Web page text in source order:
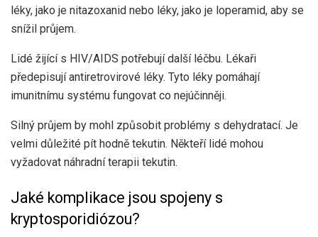
léky, jako je nitazoxanid nebo léky, jako je loperamid, aby se
snížil průjem.
Lidé žijící s HIV/AIDS potřebují další léčbu. Lékaři
předepisují antiretrovirové léky. Tyto léky pomáhají
imunitnímu systému fungovat co nejúčinněji.
Silný průjem by mohl způsobit problémy s dehydratací. Je
velmi důležité pít hodně tekutin. Někteří lidé mohou
vyžadovat náhradní terapii tekutin.
Jaké komplikace jsou spojeny s
kryptosporidiózou?